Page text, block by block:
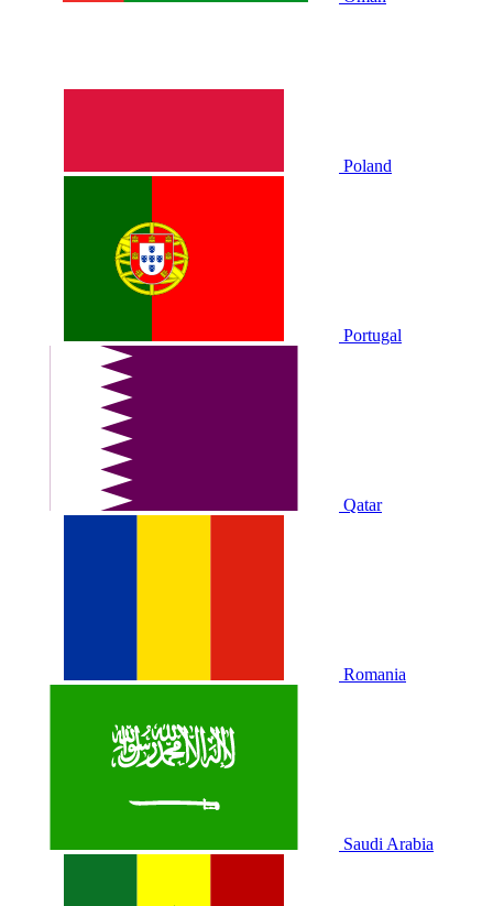
Poland
Portugal
Qatar
Romania
Saudi Arabia